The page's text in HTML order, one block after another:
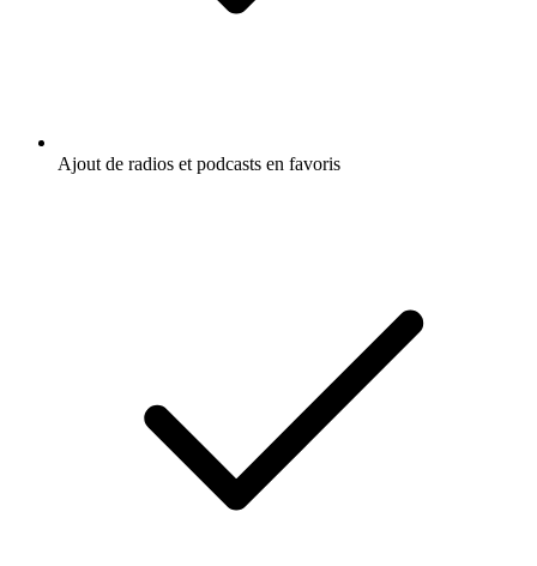
Ajout de radios et podcasts en favoris